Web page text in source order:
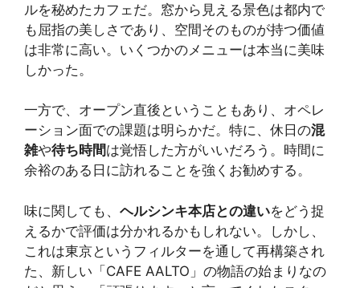
ルを秘めたカフェだ。窓から見える景色は都内で
も屈指の美しさであり、空間そのものが持つ価値
は非常に高い。いくつかのメニューは本当に美味
しかった。
一方で、オープン直後ということもあり、オペレ
ーション面での課題は明らかだ。特に、休日の混
雑や待ち時間は覚悟した方がいいだろう。時間に
余裕のある日に訪れることを強くお勧めする。
味に関しても、 ヘルシンキ本店との違いをどう捉
えるかで評価は分かれるかもしれない。しかし、
これは東京というフィルターを通して再構築され
た、新しい「CAFE AALTO」の物語の始まりなの